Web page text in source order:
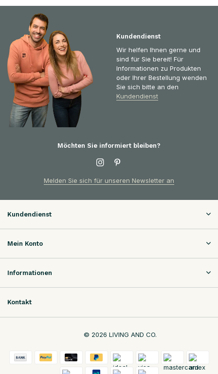
Kundendienst
Wir helfen Ihnen gerne und
sind für Sie bereit! Für
Informationen zu Produkten
oder Ihrer Bestellung wenden
Sie sich bitte an den
Kundendienst
Möchten Sie informiert bleiben?
Melden Sie sich für unseren Newsletter an
Kundendienst
Mein Konto
Informationen
Kontakt
© 2026 LIVING AND CO.